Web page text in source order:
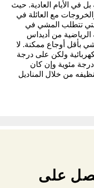
في الأيام العادية. حيث
والخروجات مع العائلة في
تتطلب المشي في
الرياضية من أديداس
بأقل أوجاع ممكنة. لا
ولكن على درجة
حرارة منخفضة تتراوح ما بين 20 و40 درجة مئوية وإن كان
من خلال المناديل
على